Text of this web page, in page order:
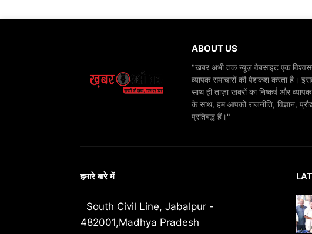
ABOUT US
"खबर अभी तक न्यूज़ वेबसाइट एक
व्यापक समाचारों की पेशकश करता है।
साथ ही ताज़ा खबरों का निष्कर्ष और
के साथ, हम आपको राजनीति, विज्ञान,
प्रतिबद्ध हैं।"
हमारे बारे में
South Civil Line, Jabalpur -
482001,Madhya Pradesh